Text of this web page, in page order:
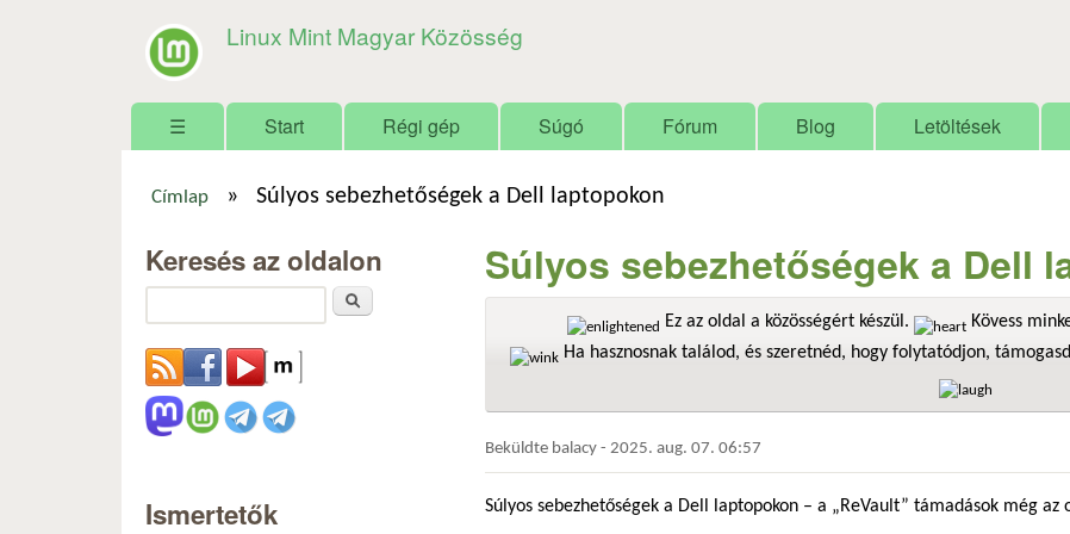
Linux Mint Magyar Közösség
Főmenü
☰ Start Régi gép Súgó Fórum Blog Letöltések
Címlap » Súlyos sebezhetőségek a Dell laptopokon
Súlyos sebezhetőségek a Dell
Ez az oldal a közösségért készül.
Kövess
Ha hasznosnak találod, és szeretnéd, hogy folytatódjon,
Beküldte balacy - 2025. aug. 07. 06:57
Súlyos sebezhetőségek a Dell laptopokon – a „ReVault” támadások még
Keresés az oldalon
Ismertetők